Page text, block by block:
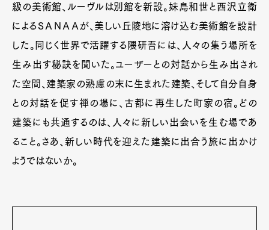
級の美術館、ルーヴルは別館を新設。妹島和世と西沢立衛
によるＳＡＮＡＡが、美しい丘陵地に溶け込む美術館を設計
した。同じく世界で活躍する隈研吾には、人々の集う場所を
生み出す秘訣を聞いた。ユーザーとの対話から生み出され
た空間、建築家の熟慮の末に生まれた建築、そして自分自身
との対話を促す禅の場に、古都に再生した町家の宿。どの
建築にも共通するのは、人々に新しい出会いを生む場であ
ること。さあ、新しい時代を迎えた建築に出合う旅に出かけ
ようではないか。